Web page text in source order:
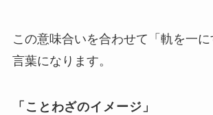
この意味合いを合わせて「軌を一に
言葉になります。
「ことわざのイメージ」